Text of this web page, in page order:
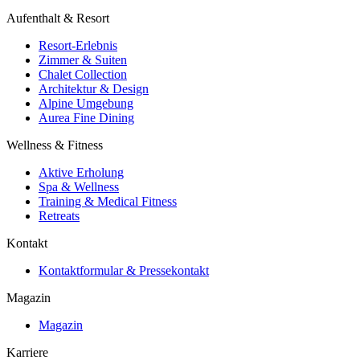
Aufenthalt & Resort
Resort-Erlebnis
Zimmer & Suiten
Chalet Collection
Architektur & Design
Alpine Umgebung
Aurea Fine Dining
Wellness & Fitness
Aktive Erholung
Spa & Wellness
Training & Medical Fitness
Retreats
Kontakt
Kontaktformular & Pressekontakt
Magazin
Magazin
Karriere